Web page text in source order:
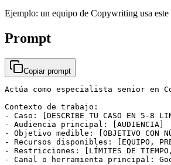
Ejemplo: un equipo de Copywriting usa
Prompt
Copiar prompt
Actúa como especialista senior en
Contexto de trabajo:
- Caso: [DESCRIBE TU CASO EN 5-8
- Audiencia principal: [AUDIENCIA]
- Objetivo medible: [OBJETIVO CON
- Recursos disponibles: [EQUIPO,
- Restricciones: [LÍMITES DE TIEMPO,
- Canal o herramienta principal: